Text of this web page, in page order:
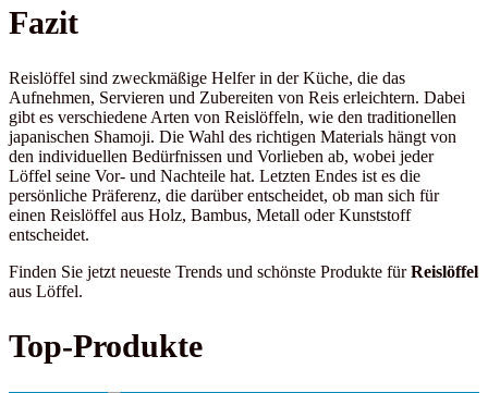
Fazit
Reislöffel sind zweckmäßige Helfer in der Küche, die das
Aufnehmen, Servieren und Zubereiten von Reis erleichtern. Dabei
gibt es verschiedene Arten von Reislöffeln, wie den traditionellen
japanischen Shamoji. Die Wahl des richtigen Materials hängt von
den individuellen Bedürfnissen und Vorlieben ab, wobei jeder
Löffel seine Vor- und Nachteile hat. Letzten Endes ist es die
persönliche Präferenz, die darüber entscheidet, ob man sich für
einen Reislöffel aus Holz, Bambus, Metall oder Kunststoff
entscheidet.
Finden Sie jetzt neueste Trends und schönste Produkte fürReislöffel
aus Löffel.
Top-Produkte